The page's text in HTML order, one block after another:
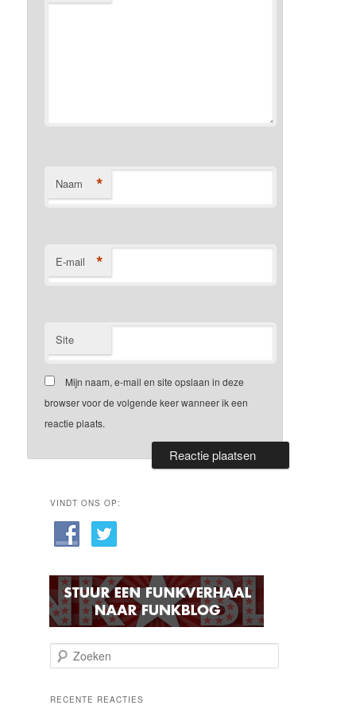
Naam *
E-mail *
Site
Mijn naam, e-mail en site opslaan in deze
browser voor de volgende keer wanneer ik een
reactie plaats.
VINDT ONS OP:
o
k
RECENTE REACTIES